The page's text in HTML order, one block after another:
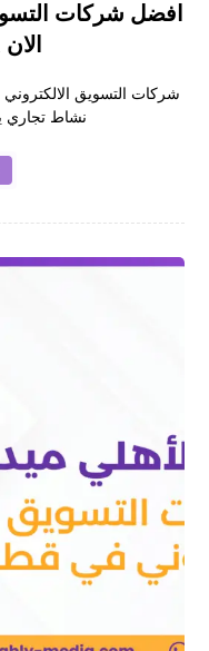
افضل شركات
الان 01151832901
شركات التسويق
نشاط تجاري